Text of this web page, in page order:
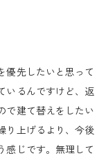
優先したいと思って
いるんですけど、返
で建て替えをしたい
り上げるより、今後
感じです。無理して